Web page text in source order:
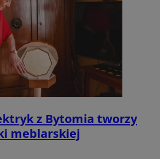
z Bytomia tworzy
meblarskiej